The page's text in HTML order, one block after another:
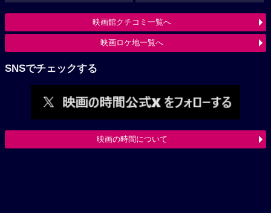
映画館クチコミ一覧へ
映画ロケ地一覧へ
SNSでチェックする
映画の時間について